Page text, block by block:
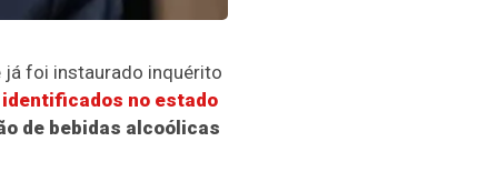
já foi instaurado inquérito
no estado
de bebidas alcoólicas